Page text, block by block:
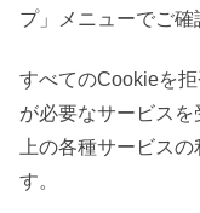
プ」メニューでご確
すべてのCookieを
が必要なサービス
上の各種サービス
す。